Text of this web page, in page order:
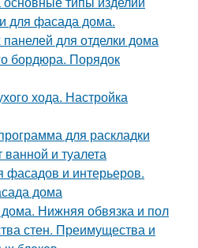
для фасада дома.
для отделки дома
бордюра. Порядок
хода. Настройка
для раскладки
ванной и туалета
фасадов и интерьеров.
дома
Нижняя обвязка и пол
стен. Преимущества и